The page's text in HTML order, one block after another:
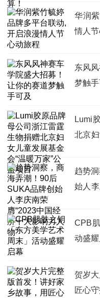
华润
情人
东风
梦触手
Lumi
北京
趋势
始人
CPB
动盛
贺岁
匠心守